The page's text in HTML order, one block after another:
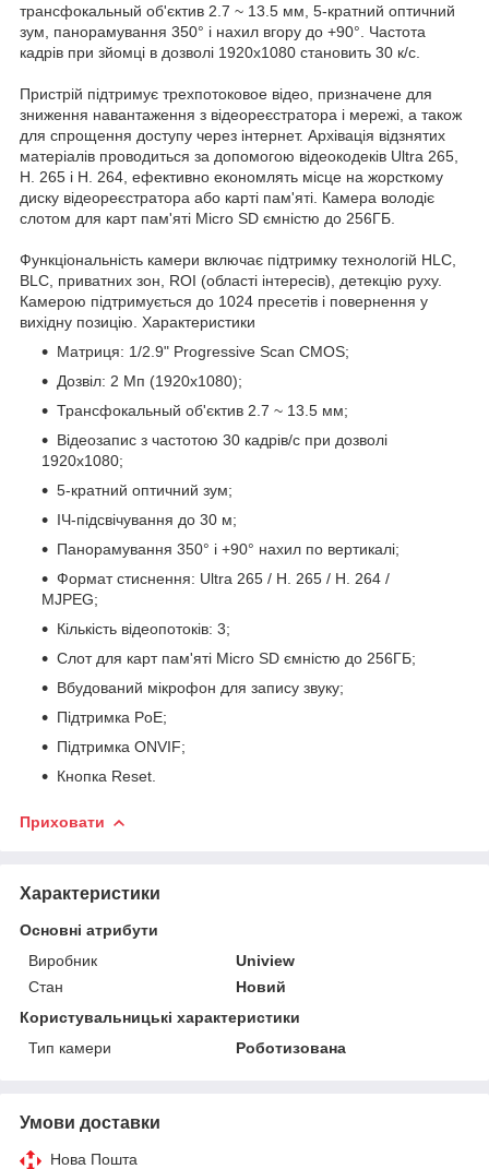
трансфокальный об'єктив 2.7 ~ 13.5 мм, 5-кратний оптичний
зум, панорамування 350° і нахил вгору до +90°. Частота
кадрів при зйомці в дозволі 1920x1080 становить 30 к/с.
Пристрій підтримує трехпотоковое відео, призначене для
зниження навантаження з відеореєстратора і мережі, а також
для спрощення доступу через інтернет. Архівація відзнятих
матеріалів проводиться за допомогою відеокодеків Ultra 265,
H. 265 і H. 264, ефективно економлять місце на жорсткому
диску відеореєстратора або карті пам'яті. Камера володіє
слотом для карт пам'яті Micro SD ємністю до 256ГБ.
Функціональність камери включає підтримку технологій HLC,
BLC, приватних зон, ROI (області інтересів), детекцію руху.
Камерою підтримується до 1024 пресетів і повернення у
вихідну позицію. Характеристики
Матриця: 1/2.9" Progressive Scan CMOS;
Дозвіл: 2 Мп (1920x1080);
Трансфокальный об'єктив 2.7 ~ 13.5 мм;
Відеозапис з частотою 30 кадрів/с при дозволі
1920x1080;
5-кратний оптичний зум;
ІЧ-підсвічування до 30 м;
Панорамування 350° і +90° нахил по вертикалі;
Формат стиснення: Ultra 265 / H. 265 / H. 264 /
MJPEG;
Кількість відеопотоків: 3;
Слот для карт пам'яті Micro SD ємністю до 256ГБ;
Вбудований мікрофон для запису звуку;
Підтримка PoE;
Підтримка ONVIF;
Кнопка Reset.
Приховати
Характеристики
Основні атрибути
Виробник
Uniview
Стан
Новий
Користувальницькі характеристики
Тип камери
Роботизована
Умови доставки
Нова Пошта